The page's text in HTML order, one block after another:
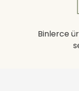
Binlerce